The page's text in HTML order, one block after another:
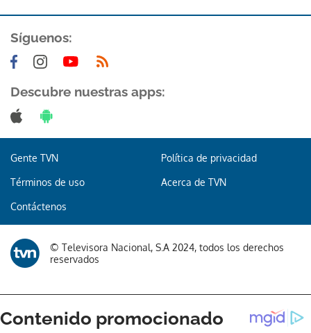
Síguenos:
Descubre nuestras apps:
Gente TVN Política de privacidad
Términos de uso Acerca de TVN
Contáctenos
© Televisora Nacional, S.A 2024, todos los derechos
reservados